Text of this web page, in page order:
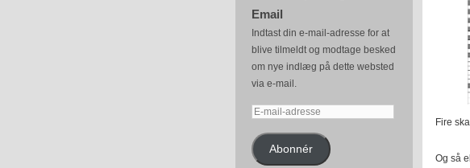
Email
Indtast din e-mail-adresse for at
blive tilmeldt og modtage besked
om nye indlæg på dette websted
via e-mail.
E-
adresseAbonnér
Fire
Og så